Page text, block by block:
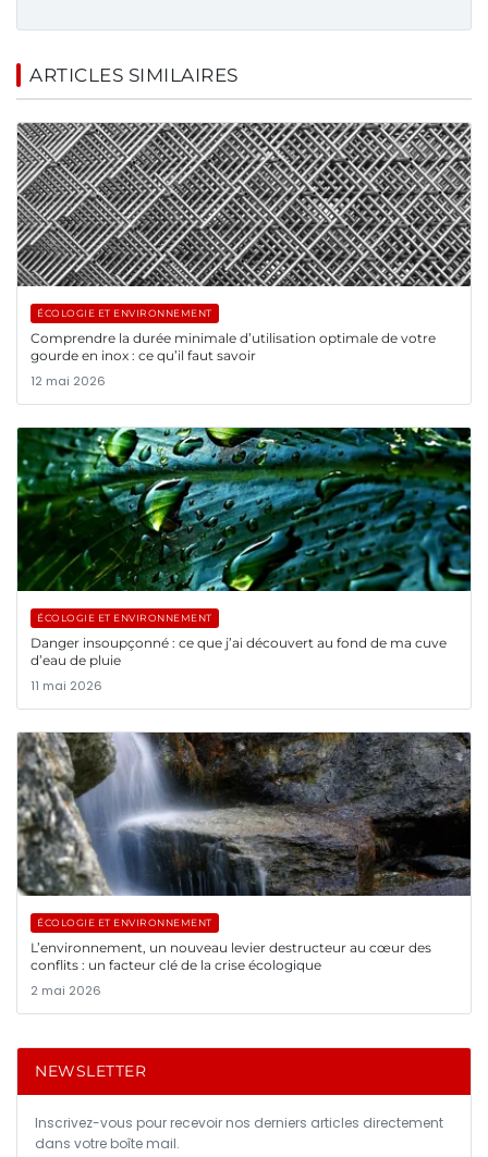
ARTICLES SIMILAIRES
ÉCOLOGIE ET ENVIRONNEMENT
Comprendre la durée minimale d’utilisation optimale de votre
gourde en inox : ce qu’il faut savoir
12 mai 2026
ÉCOLOGIE ET ENVIRONNEMENT
Danger insoupçonné : ce que j’ai découvert au fond de ma cuve
d’eau de pluie
11 mai 2026
ÉCOLOGIE ET ENVIRONNEMENT
L’environnement, un nouveau levier destructeur au cœur des
conflits : un facteur clé de la crise écologique
2 mai 2026
NEWSLETTER
Inscrivez-vous pour recevoir nos derniers articles directement
dans votre boîte mail.